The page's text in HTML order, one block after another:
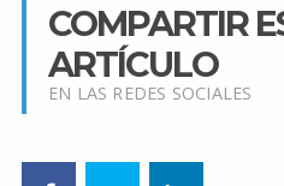
COMPARTIR
ARTÍCULO
EN LAS REDES SOCIALES